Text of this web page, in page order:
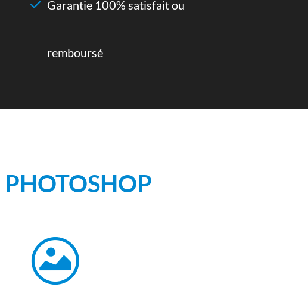
Garantie 100% satisfait ou
remboursé
PHOTOSHOP